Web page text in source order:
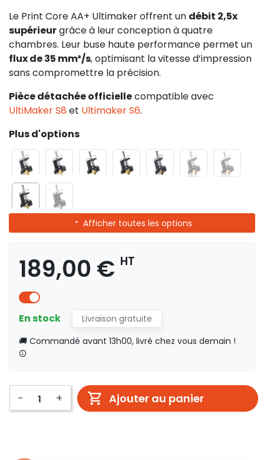
Le Print Core AA+ Ultimaker offrent un débit 2,5x
supérieurgrâce à leur conception à quatre
chambres. Leur buse haute performance permet un
flux de 35 mm³/s, optimisant la vitesse d’impression
sans compromettre la précision.
Pièce détachée officiellecompatible avec
UltiMaker S8 et Ultimaker S6.
Plus d'options
Afficher toutes les options
189,00 € HT
En stock
Livraison gratuite
🚚 Commandé avant 13h00, livré chez vous demain !
- + Ajouter au panier